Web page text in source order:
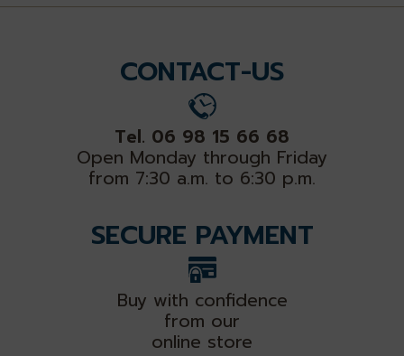
CONTACT-US
Tel. 06 98 15 66 68
Open Monday through Friday
from 7:30 a.m. to 6:30 p.m.
SECURE PAYMENT
Buy with confidence
from our
online store